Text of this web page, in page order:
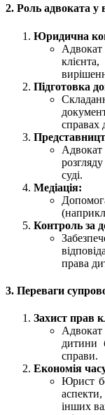
2. Роль адвоката у
Юридична
Адвокат
Підготовка
справах
Адвокат
суді.
Медіація:
Контроль за
права
3. Переваги
Захист прав
дитини
справи.
Економія
Юрист
інших